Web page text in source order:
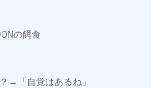
の餌食
→「自覚はあるね」